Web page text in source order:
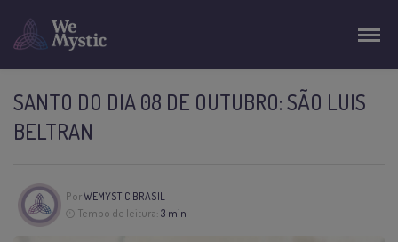
SANTO DO DIA 08 DE OUTUBRO: SÃO LUIS
BELTRAN
PorWEMYSTIC BRASIL
Tempo de leitura: 3 min